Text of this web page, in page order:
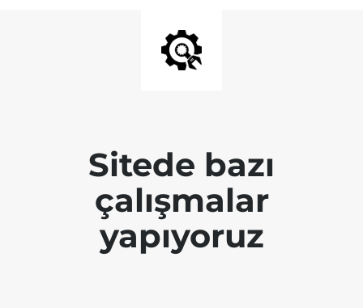
Sitede bazı
çalışmalar
yapıyoruz